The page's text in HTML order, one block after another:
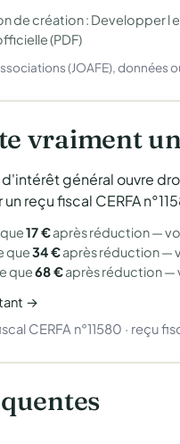
de création : Developper l
(PDF)
(JOAFE), données
vraiment
d'intérêt général ouvre
reçu fiscal CERFA
17 €après réduction —
que34 €après réduction —
que68 €après réduction —
→
CERFA n°11580 · reçu